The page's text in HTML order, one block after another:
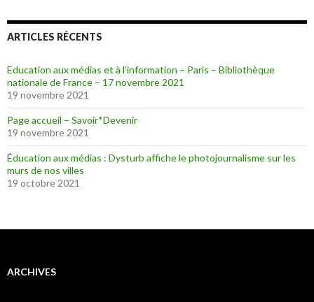
ARTICLES RÉCENTS
Education aux médias et à l’information – Paris – Bibliothèque
nationale de France – 17 novembre 2021
19 novembre 2021
Page accueil – Savoir*Devenir
19 novembre 2021
Éducation aux médias : Dysturb affiche le photojournalisme sur les
murs de nos villes
19 octobre 2021
ARCHIVES